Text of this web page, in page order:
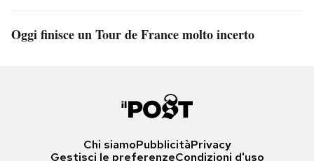
Oggi finisce un Tour de France molto incerto
Chi siamoPubblicitàPrivacy
Gestisci le preferenzeCondizioni d'uso